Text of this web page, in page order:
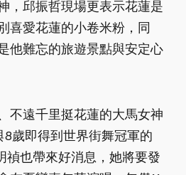
，邱振哲現場更表示花蓮是
喜愛花蓮的小卷米粉，同
他難忘的旅遊景點與安定心
不遠千里挺花蓮的大馬女神
歲即得到世界街舞冠軍的
禎也帶來好消息，她將要發